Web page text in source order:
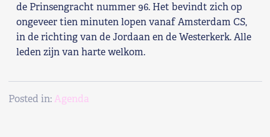
Voor leden
Word Lid
de Prinsengracht nummer 96. Het bevindt zich op
ongeveer tien minuten lopen vanaf Amsterdam CS,
in de richting van de Jordaan en de Westerkerk. Alle
leden zijn van harte welkom.
Posted in:Agenda